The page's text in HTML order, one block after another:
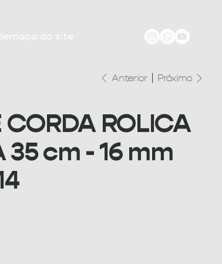
mapa do site
Anterior Próximo
CORDA ROLICA
35 cm - 16 mm